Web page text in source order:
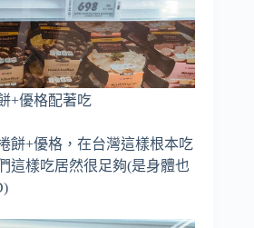
+優格配著吃
餅+優格，在台灣這樣根本吃
這樣吃居然很足夠(是身體也